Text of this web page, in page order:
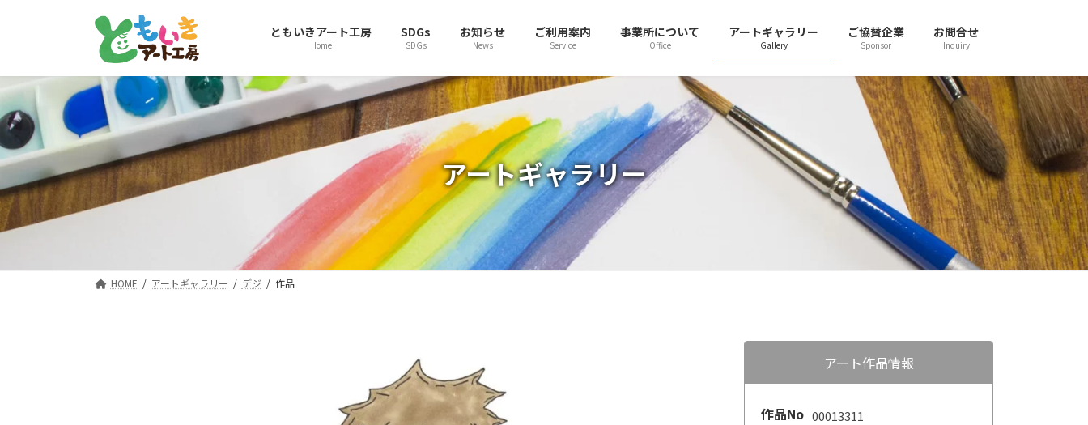
へ
ス
キ
ッ
プ
ョ
ン
に
移
動
ともいきアート工房
Home
SDGs
SDGs
お知らせ
News
ご利用案内
Service
事業所について
Office
アートギャラリー
Gallery
ご協賛企業
Sponsor
お問合せ
Inquiry
アートギャラリー
HOME アートギャラリー デジ 作品
アート作品情報
作品No 00013311